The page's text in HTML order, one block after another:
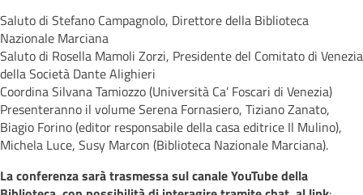
Saluto di Stefano Campagnolo, Direttore della Biblioteca
Nazionale Marciana
Saluto di Rosella Mamoli Zorzi, Presidente del Comitato di Venezia
della Società Dante Alighieri
Coordina Silvana Tamiozzo (Università Ca’ Foscari di Venezia)
Presenteranno il volume Serena Fornasiero, Tiziano Zanato,
Biagio Forino (editor responsabile della casa editrice Il Mulino),
Michela Luce, Susy Marcon (Biblioteca Nazionale Marciana).
La conferenza sarà trasmessa sul canale YouTube della